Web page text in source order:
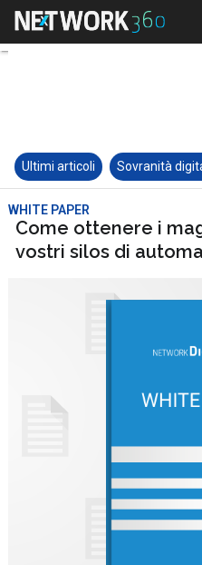
Ultimi articoli Sovranità
WHITE PAPER
Come ottenere i
vostri silos di